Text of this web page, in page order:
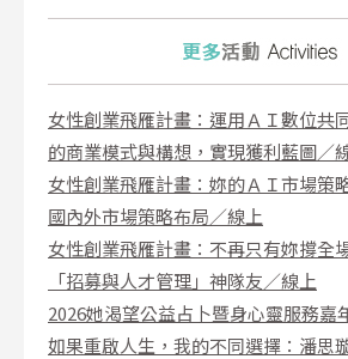
女性創業飛雁計畫：運用ＡＩ數位共
的商業模式與構想，實現獲利藍圖／
女性創業飛雁計畫：妳的ＡＩ市場策
國內外市場策略布局／線上
女性創業飛雁計畫：不再只有妳撐全
「招募與人才管理」神隊友／線上
2026她渴望公益占卜暨身心靈服務嘉
如果重啟人生，我的不同選擇：潘思